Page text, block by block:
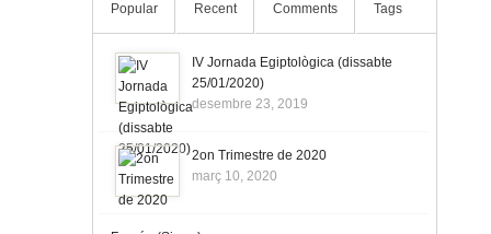
Popular Recent Comments Tags
IV Jornada Egiptològica (dissabte
25/01/2020)
desembre 23, 2019
2on Trimestre de 2020
març 10, 2020